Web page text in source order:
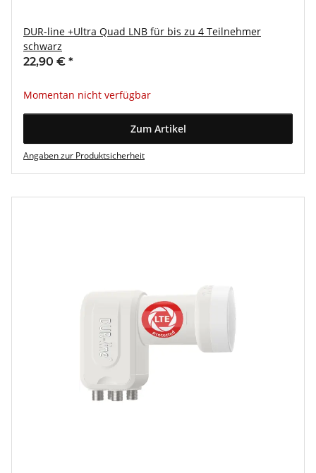
DUR-line +Ultra Quad LNB für bis zu 4 Teilnehmer
schwarz
22,90 € *
Momentan nicht verfügbar
Zum Artikel
Angaben zur Produktsicherheit